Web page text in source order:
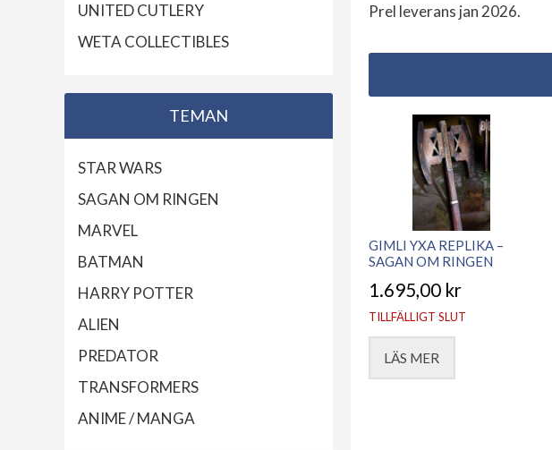
Prel leverans jan 2026.
GIMLI YXA REPLIKA –
SAGAN OM RINGEN
1.695,00 kr
TILLFÄLLIGT SLUT
LÄS MER
UNITED CUTLERY
WETA COLLECTIBLES
TEMAN
STAR WARS
SAGAN OM RINGEN
MARVEL
BATMAN
HARRY POTTER
ALIEN
PREDATOR
TRANSFORMERS
ANIME / MANGA